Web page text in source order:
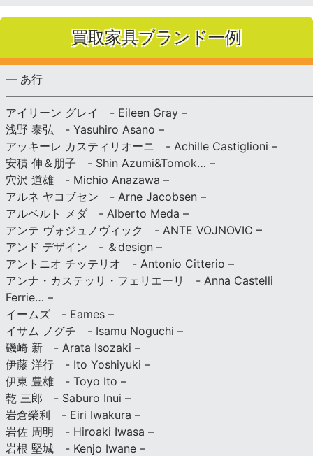
買取家具ブランド一例
— あ行
アイリーン グレイ - Eileen Gray –
浅野 泰弘 - Yasuhiro Asano –
アッキーレ カスティリオーニ - Achille Castiglioni –
安積 伸＆朋子 - Shin Azumi&Tomok… –
穴沢 道雄 - Michio Anazawa –
アルネ ヤコブセン - Arne Jacobsen –
アルベルト メダ - Alberto Meda –
アンテ ヴォジュノヴィック - ANTE VOJNOVIC –
アンド デザイン - ＆design –
アントニオ チッテリオ - Antonio Citterio –
アンナ・カステッリ・フェリエーリ - Anna Castelli
Ferrie… –
イームズ - Eames –
イサム ノグチ - Isamu Noguchi –
磯崎 新 - Arata Isozaki –
伊藤 洋行 - Ito Yoshiyuki –
伊東 豊雄 - Toyo Ito –
乾 三郎 - Saburo Inui –
岩倉榮利 - Eiri Iwakura –
岩佐 周明 - Hiroaki Iwasa –
岩根 堅城 - Kenjo Iwane –